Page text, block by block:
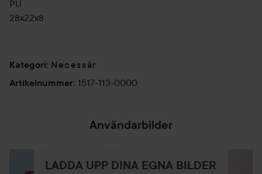
PU
28x22x8
Kategori: Necessär
Artikelnummer: 1517-113-0000
Användarbilder
LADDA UPP DINA EGNA BILDER